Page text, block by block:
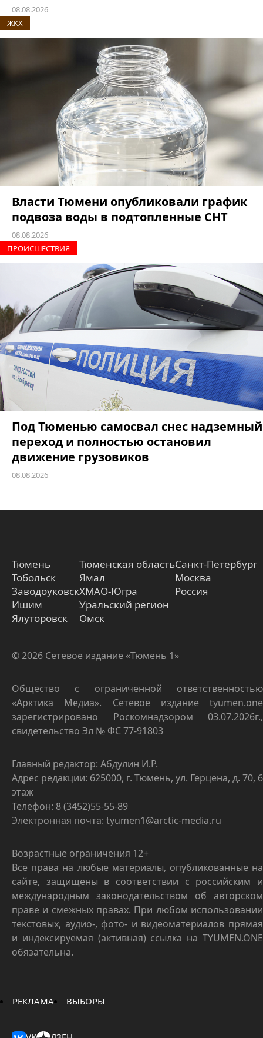
08.08.2026
ЖКХ
Власти Тюмени опубликовали график
подвоза воды в подтопленные СНТ
08.08.2026
ПРОИCШЕСТВИЯ
Под Тюменью самосвал снес надземный
переход и полностью остановил
движение грузовиков
08.08.2026
Тюмень
Тобольск
Заводоуковск
Ишим
Ялуторовск
Тюменская область
Ямал
ХМАО-Югра
Уральский регион
Омск
Санкт-Петербург
Москва
Россия
© 2026 Сетевое издание «Тюмень 1»
Общество с ограниченной ответственностью
«Арктика Медиа». Сетевое издание tyumen.one
зарегистрировано Роскомнадзором 03.07.2026г.,
свидетельство Эл № ФС 77-91803
Главный редактор: Абдулин И.Р.
Адрес редакции: 625000, г. Тюмень, ул. Герцена, д. 70, 6
этаж
Телефон: 8 (3452)55-55-89
Электронная почта: tyumen1@arctic-media.ru
Возрастные ограничения 12+
Все права на любые материалы, опубликованные на
сайте, защищены в соответствии с российским и
международным законодательством об авторском
праве и смежных правах. При любом использовании
текстовых, аудио-, фото- и видеоматериалов прямая
и индексируемая (активная) ссылка на TYUMEN.ONE
обязательна.
РЕКЛАМА ВЫБОРЫ